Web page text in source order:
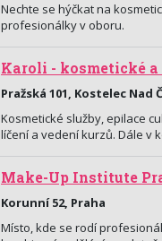
Nechte se hýčkat na
profesionálky v oboru.
Karoli - kosmetické
Pražská 101, Kostelec Nad
Kosmetické služby, epilace
líčení a vedení kurzů. Dále v
Make-Up Institute
Korunní 52, Praha
Místo, kde se rodí